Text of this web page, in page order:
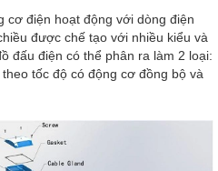
cơ điện hoạt động với dòng điện
được chế tạo với nhiều kiểu và
đấu điện có thể phân ra làm 2 loại:
tốc độ có động cơ đồng bộ và